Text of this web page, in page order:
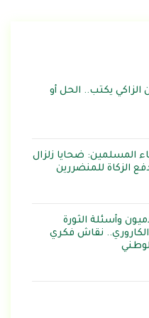
الزاكي يكتب.. الحل أو
المسلمين: ضحايا زلزال
الزكاة للمنضررين
وأسئلة الثورة
الكاروري.. نقاش فكري